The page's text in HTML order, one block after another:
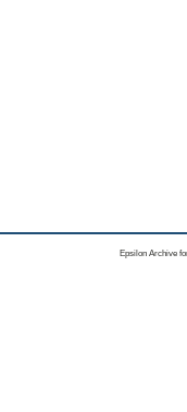
Epsilon Archive